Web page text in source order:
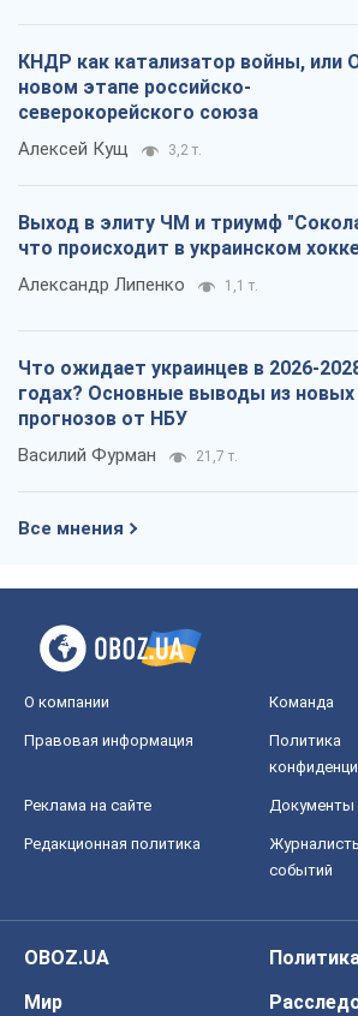
КНДР как катализатор войны, или
новом этапе российско-
северокорейского союза
Алексей Кущ 3,2 т.
Выход в элиту ЧМ и триумф
что происходит в украинском
Александр Липенко 1,1 т.
Что ожидает украинцев в 2026-
годах? Основные выводы из новых
прогнозов от НБУ
Василий Фурман 21,7 т.
Все мнения
О компании Команда
Правовая информация
Политика
Реклама на сайте Документы
Редакционная политика
событий
OBOZ.UA
Мир